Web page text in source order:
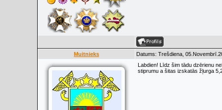
Muitnieks Datums: Trešdiena,
Labdien! Līdz šim tādu dzērienu
stiprumu a šitas izskatās žļurga